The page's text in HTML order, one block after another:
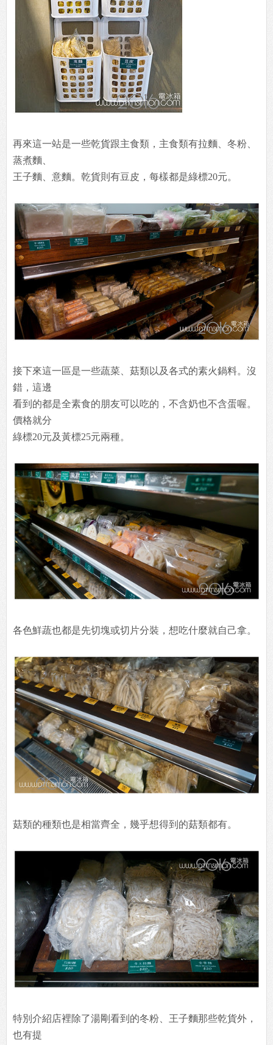
再來這一站是一些乾貨跟主食類，主食類有拉麵、冬粉、
蒸煮麵、
王子麵、意麵。乾貨則有豆皮，每樣都是綠標20元。
接下來這一區是一些蔬菜、菇類以及各式的素火鍋料。沒
錯，這邊
看到的都是全素食的朋友可以吃的，不含奶也不含蛋喔。
價格就分
綠標20元及黃標25元兩種。
各色鮮蔬也都是先切塊或切片分裝，想吃什麼就自己拿。
菇類的種類也是相當齊全，幾乎想得到的菇類都有。
特別介紹店裡除了湯剛看到的冬粉、王子麵那些乾貨外，
也有提